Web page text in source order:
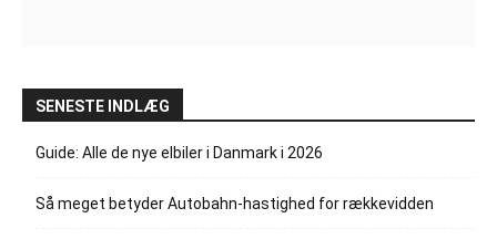
SENESTE INDLÆG
Guide: Alle de nye elbiler i Danmark i 2026
Så meget betyder Autobahn-hastighed for rækkevidden